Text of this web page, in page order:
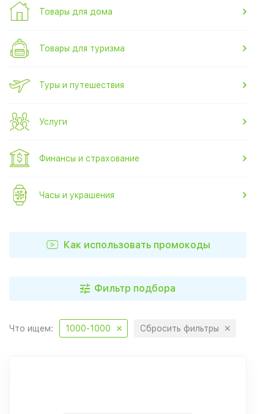
Товары для дома
Товары для туризма
Туры и путешествия
Услуги
Финансы и страхование
Часы и украшения
Как использовать промокоды
Фильтр подбора
Что ищем: 1000-1000 Сбросить фильтры